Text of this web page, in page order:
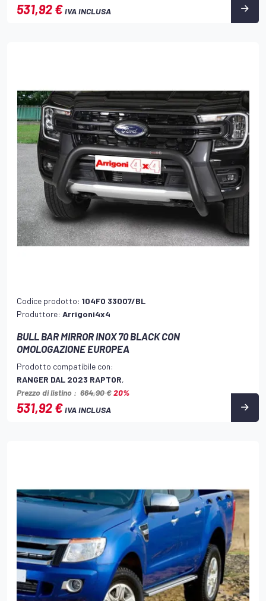
531,92 €IVA INCLUSA
Codice prodotto: 104FO 33007/BL
Produttore: Arrigoni4x4
BULL BAR MIRROR INOX 70 BLACK CON
OMOLOGAZIONE EUROPEA
Prodotto compatibile con:
RANGER DAL 2023 RAPTOR,
Prezzo di listino : 664,90 €20%
531,92 €IVA INCLUSA